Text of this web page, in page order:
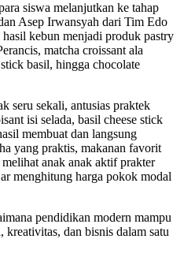
siswa melanjutkan ke tahap
Asep Irwansyah dari Tim Edo
kebun menjadi produk pastry
matcha croissant ala
basil, hingga chocolate
seru sekali, antusias praktek
isi selada, basil cheese stick
membuat dan langsung
yang praktis, makanan favorit
anak anak aktif prakter
menghitung harga pokok modal
pendidikan modern mampu
dan bisnis dalam satu